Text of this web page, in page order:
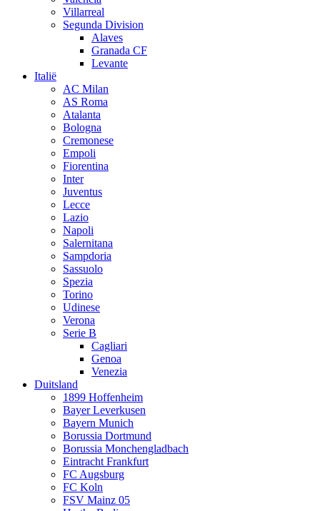
Villarreal
Segunda Division
Alaves
Granada CF
Levante
Italië
AC Milan
AS Roma
Atalanta
Bologna
Cremonese
Empoli
Fiorentina
Inter
Juventus
Lecce
Lazio
Napoli
Salernitana
Sampdoria
Sassuolo
Spezia
Torino
Udinese
Verona
Serie B
Cagliari
Genoa
Venezia
Duitsland
1899 Hoffenheim
Bayer Leverkusen
Bayern Munich
Borussia Dortmund
Borussia Monchengladbach
Eintracht Frankfurt
FC Augsburg
FC Koln
FSV Mainz 05